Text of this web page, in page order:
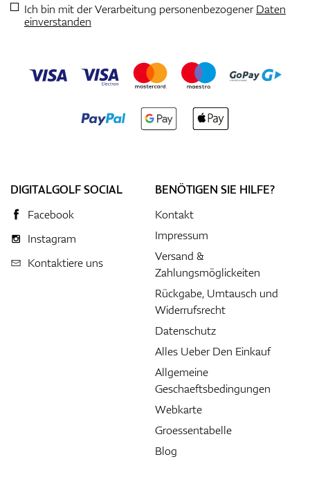
Ich bin mit der Verarbeitung personenbezogenerDaten
einverstanden
DIGITALGOLF SOCIAL
Facebook
Instagram
Kontaktiere uns
BENÖTIGEN SIE HILFE?
Kontakt
Impressum
Versand &
Zahlungsmöglickeiten
Rückgabe, Umtausch und
Widerrufsrecht
Datenschutz
Alles Ueber Den Einkauf
Allgemeine
Geschaeftsbedingungen
Webkarte
Groessentabelle
Blog